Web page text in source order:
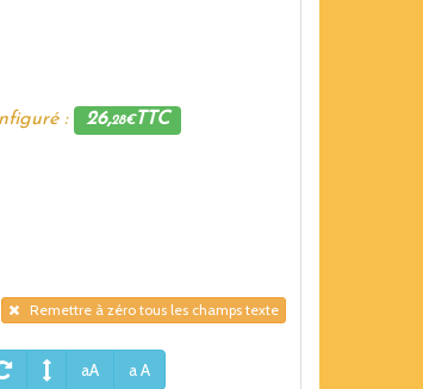
: 26,28€TTC
Remettre à zéro tous les champs texte
aA
a A